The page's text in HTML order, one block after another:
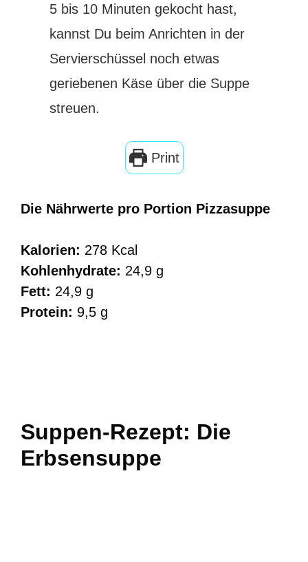
5 bis 10 Minuten gekocht hast,
kannst Du beim Anrichten in der
Servierschüssel noch etwas
geriebenen Käse über die Suppe
streuen.
Print
Die Nährwerte pro Portion Pizzasuppe
Kalorien: 278 Kcal
Kohlenhydrate: 24,9 g
Fett: 24,9 g
Protein: 9,5 g
Suppen-Rezept: Die
Erbsensuppe